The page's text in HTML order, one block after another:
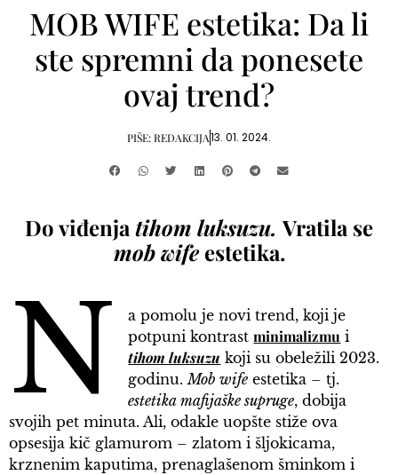
MOB WIFE estetika: Da li
ste spremni da ponesete
ovaj trend?
PIŠE:REDAKCIJA13. 01. 2024.
Do viđenjatihom luksuzu.Vratila se
mob wifeestetika.
N
a pomolu je novi trend, koji je
potpuni kontrastminimalizmu i
tihom luksuzu koji su obeležili 2023.
godinu.Mob wife estetika – tj.
estetika mafijaške supruge, dobija
svojih pet minuta. Ali, odakle uopšte stiže ova
opsesija kič glamurom – zlatom i šljokicama,
krznenim kaputima, prenaglašenom šminkom i